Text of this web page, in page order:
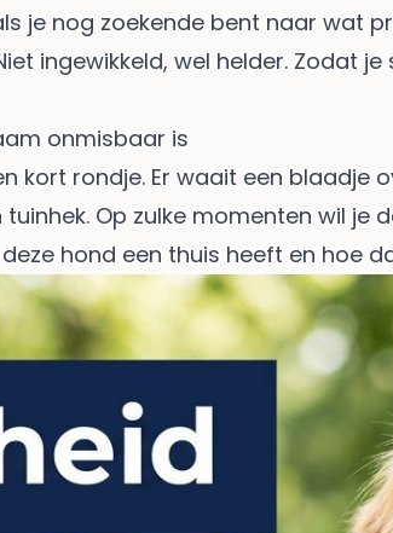
je nog zoekende bent naar wat
ingewikkeld, wel helder.
onmisbaar is
kort rondje. Er waait een
Op zulke momenten wil
hond een thuis heeft en hoe